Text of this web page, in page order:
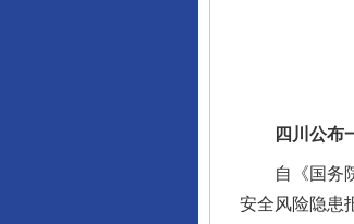
四川公布一
自《国务院
安全风险隐患